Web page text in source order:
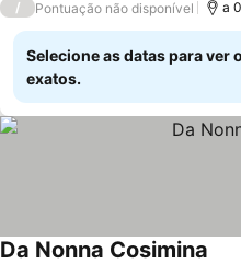
/ Pontuação não disponível a
Selecione as datas para ver
exatos.
Da Nonna Cosimina